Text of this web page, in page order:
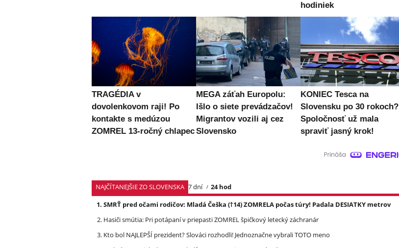
hodiniek
TRAGÉDIA v
dovolenkovom raji! Po
kontakte s medúzou
ZOMREL 13-ročný chlapec
MEGA záťah Europolu:
Išlo o siete prevádzačov!
Migrantov vozili aj cez
Slovensko
KONIEC Tesca na
Slovensku po 30 rokoch?
Spoločnosť už mala
spraviť jasný krok!
NAJČÍTANEJŠIE ZO SLOVENSKA 7 dní
24 hod
SMRŤ pred očami rodičov: Mladá Češka (†14) ZOMRELA počas túry! Padala DESIATKY metrov
Hasiči smútia: Pri potápaní v priepasti ZOMREL špičkový letecký záchranár
Kto bol NAJLEPŠÍ prezident? Slováci rozhodli! Jednoznačne vybrali TOTO meno